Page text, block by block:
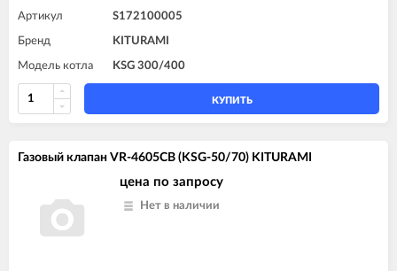
Артикул S172100005
Бренд KITURAMI
Модель котла KSG 300/400
КУПИТЬ
Газовый клапан VR-4605CB (KSG-50/70) KITURAMI
цена по запросу
Нет в наличии